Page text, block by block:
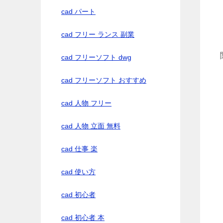
cad パート
cad フリー ランス 副業
cad フリーソフト dwg
cad フリーソフト おすすめ
cad 人物 フリー
cad 人物 立面 無料
cad 仕事 楽
cad 使い方
cad 初心者
cad 初心者 本